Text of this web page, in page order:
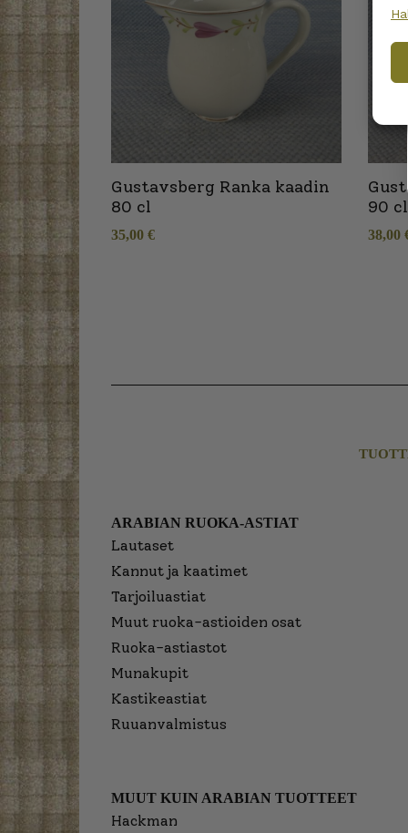
Gustavsberg Ranka kaadin
80 cl
35,00 €
90 cl
38,00
ARABIAN RUOKA-ASTIAT
Lautaset
Kannut ja kaatimet
Tarjoiluastiat
Muut ruoka-astioiden osat
Ruoka-astiastot
Munakupit
Kastikeastiat
Ruuanvalmistus
MUUT KUIN ARABIAN TUOTTEET
Hackman